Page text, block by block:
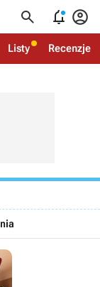
  
Listy Recenzje